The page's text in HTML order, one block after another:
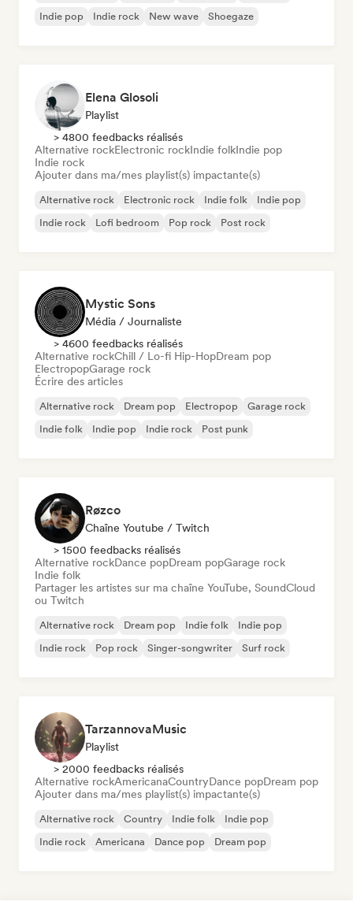
Indie pop
Indie rock New wave Shoegaze
Elena Glosoli
Playlist
> 4800 feedbacks réalisés
Alternative rockElectronic rockIndie folkIndie pop
Indie rock
Ajouter dans ma/mes playlist(s) impactante(s)
Alternative rock Electronic rock Indie folk
Indie pop
Indie rock
Lofi bedroom Pop rock Post rock
Mystic Sons
Média / Journaliste
> 4600 feedbacks réalisés
Alternative rockChill / Lo-fi Hip-HopDream pop
ElectropopGarage rock
Écrire des articles
Alternative rock Dream pop Electropop
Garage rock
Indie folk
Indie pop Indie rock Post punk
Røzco
Chaîne Youtube / Twitch
> 1500 feedbacks réalisés
Alternative rockDance popDream popGarage rock
Indie folk
Partager les artistes sur ma chaîne YouTube, SoundCloud
ou Twitch
Alternative rock Dream pop Indie folk
Indie pop
Indie rock
Pop rock Singer-songwriter Surf rock
TarzannovaMusic
Playlist
> 2000 feedbacks réalisés
Alternative rockAmericanaCountryDance popDream pop
Ajouter dans ma/mes playlist(s) impactante(s)
Alternative rock Country Indie folk
Indie pop
Indie rock
Americana Dance pop Dream pop